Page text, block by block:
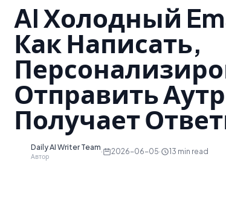
AI Холодный
Как Написать,
Отправить
Получает
Daily AI Writer Team
Автор
· 2026-06-05· 13 min read